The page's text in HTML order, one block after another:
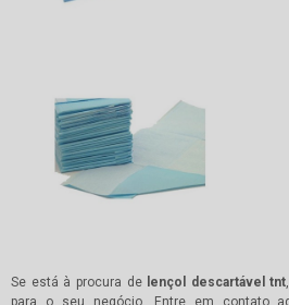
Se está à procura de lençol descartável tnt
para o seu negócio. Entre em contato